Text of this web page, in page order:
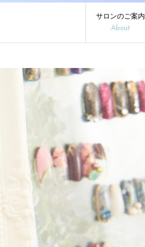
サロンのご案内
About